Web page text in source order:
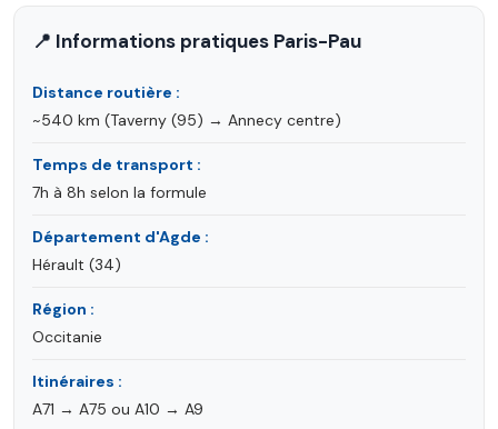
📍 Informations pratiques Paris-Pau
Distance routière :
~540 km (Taverny (95) → Annecy centre)
Temps de transport :
7h à 8h selon la formule
Département d'Agde :
Hérault (34)
Région :
Occitanie
Itinéraires :
A71 → A75 ou A10 → A9